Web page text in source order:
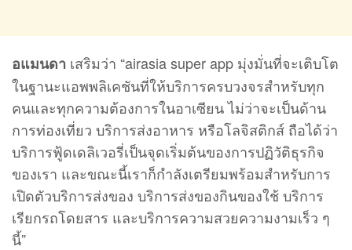
อแมนดา เสริมว่า “airasia super app มุ่งมั่นที่จะเติบโต
ในฐานะแอพพลิเคชันที่ให้บริการครบวงจรสำหรับทุก
คนและทุกความต้องการในอาเซียน ไม่ว่าจะเป็นด้าน
การท่องเที่ยว บริการส่งอาหาร หรือโลจิสติกส์ ถือได้ว่า
บริการฟู้ดเดลิเวอรี่เป็นจุดเริ่มต้นของการปฏิวัติธุรกิจ
ของเรา และขณะนี้เราก็กำลังเตรียมพร้อมสำหรับการ
เปิดตัวบริการส่งของ บริการส่งของกินของใช้ บริการ
เรียกรถโดยสาร และบริการความสวยความงามเร็ว ๆ
นี้”